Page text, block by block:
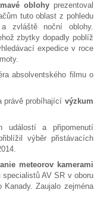
oblohyprezentoval
tuto oblast z pohledu
zvláště noční oblohy.
zbytky dopadly poblíž
expedice v roce
absolventského filmu o
právě probíhající výzkum
událostí a připomenutí
výběr přistávacích
meteorov kamerami
AV SR v oboru
Zaujalo zejména